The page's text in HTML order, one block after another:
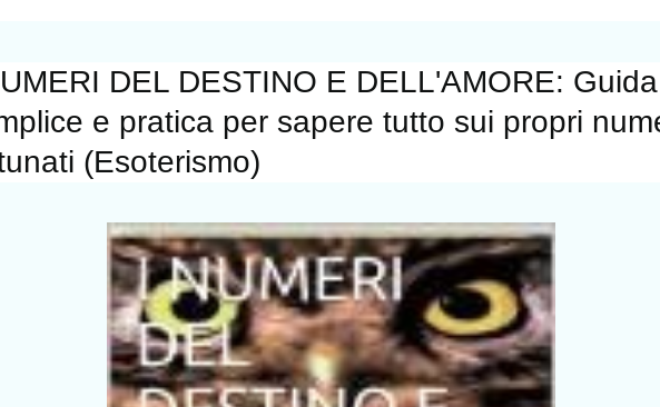
DEL DESTINO E DELL'AMORE: Guida
e pratica per sapere tutto sui propri
(Esoterismo)